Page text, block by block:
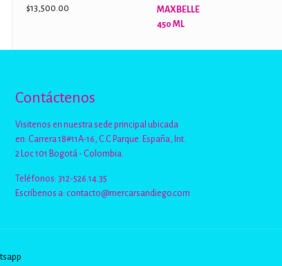
Valorado
$13,500.00
Contáctenos
Visitenos en nuestra sede principal ubicada
en: Carrera 18#11A-16, C.C Parque. España, Int.
2 Loc 101 Bogotá - Colombia.
Teléfonos: 312-526.14.35
Escríbenos a: contacto@mercarsandiego.com